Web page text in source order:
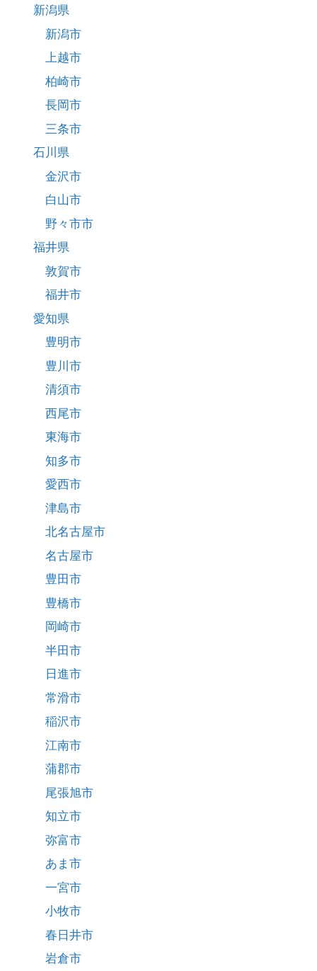
新潟県
新潟市
上越市
柏崎市
長岡市
三条市
石川県
金沢市
白山市
野々市市
福井県
敦賀市
福井市
愛知県
豊明市
豊川市
清須市
西尾市
東海市
知多市
愛西市
津島市
北名古屋市
名古屋市
豊田市
豊橋市
岡崎市
半田市
日進市
常滑市
稲沢市
江南市
蒲郡市
尾張旭市
知立市
弥富市
あま市
一宮市
小牧市
春日井市
岩倉市